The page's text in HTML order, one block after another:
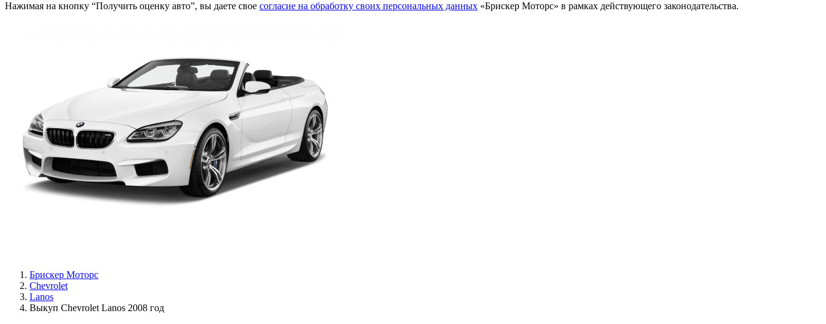
Нажимая на кнопку “Получить оценку авто”, вы даете свое согласие на обработку своих персональных данных «Брискер Моторс» в рамках действующего законодательства.
Брискер Моторс
Chevrolet
Lanos
Выкуп Chevrolet Lanos 2008 год